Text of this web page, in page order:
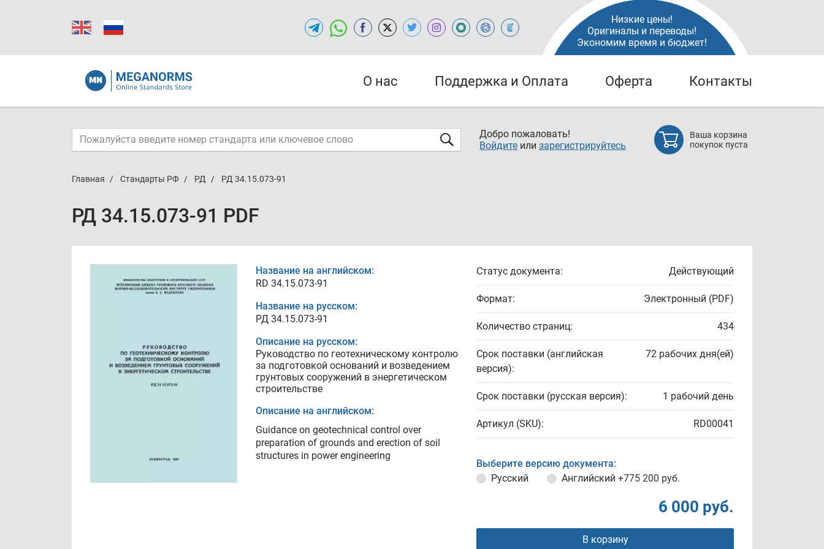
Низкие цены!
Оригиналы и переводы!
Экономим время и бюджет!
О нас Поддержка и Оплата Оферта Контакты
Добро пожаловать!
Войдите или зарегистрируйтесь
Ваша корзина
покупок пуста
Главная Стандарты РФ РД РД 34.15.073-91
РД 34.15.073-91 PDF
Название на английском:
RD 34.15.073-91
Название на русском:
РД 34.15.073-91
Описание на русском:
Руководство по геотехническому контролю
за подготовкой оснований и возведением
грунтовых сооружений в энергетическом
строительстве
Описание на английском:
Guidance on geotechnical control over
preparation of grounds and erection of soil
structures in power engineering
Статус документа: Действующий
Формат: Электронный (PDF)
Количество страниц: 434
Срок поставки (английская
версия):
72 рабочих дня(ей)
Срок поставки (русская версия): 1 рабочий день
Артикул (SKU): RD00041
Выберите версию документа:
Русский
Английский +775 200 руб.
6 000 руб.
В корзину